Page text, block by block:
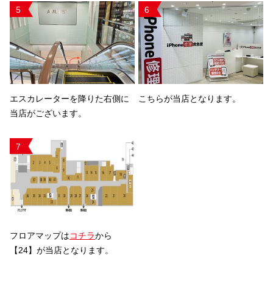
5
エスカレーターを降りた右側に
当店がございます。
6
こちらが当店となります。
7
フロアマップはコチラから
【24】が当店となります。